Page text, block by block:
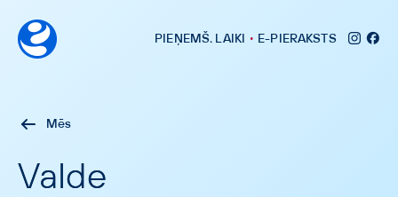
PIEŅEMŠ. LAIKI • E-PIERAKSTS
Mēs
Valde